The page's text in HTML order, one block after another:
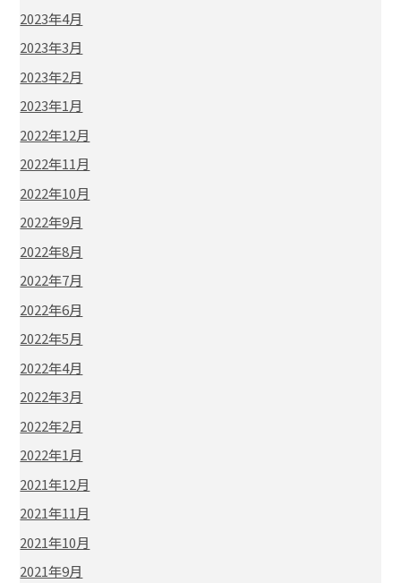
2023年4月
2023年3月
2023年2月
2023年1月
2022年12月
2022年11月
2022年10月
2022年9月
2022年8月
2022年7月
2022年6月
2022年5月
2022年4月
2022年3月
2022年2月
2022年1月
2021年12月
2021年11月
2021年10月
2021年9月